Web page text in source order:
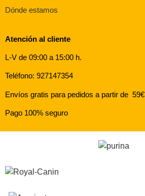
Dónde estamos
Atención al cliente
L-V de 09:00 a 15:00 h.
Teléfono: 927147354
Envíos gratis para pedidos a partir de 59€
Pago 100% seguro